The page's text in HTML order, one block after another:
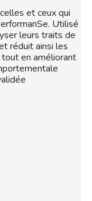
et ceux qui
Utilisé
leurs traits de
réduit ainsi les
en améliorant